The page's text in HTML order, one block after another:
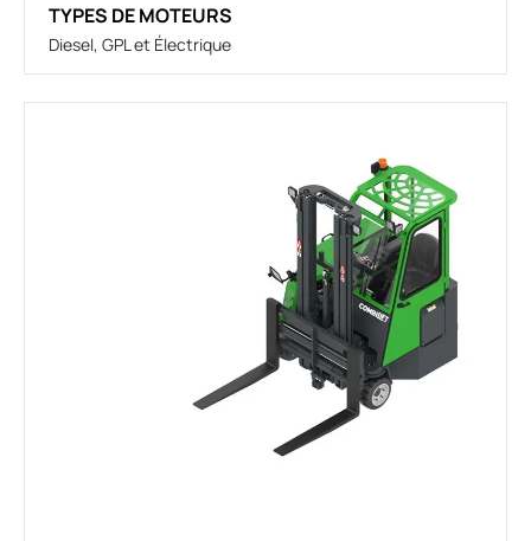
TYPES DE MOTEURS
Diesel, GPL et Électrique